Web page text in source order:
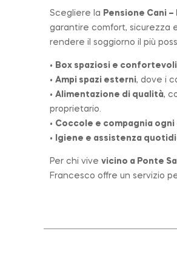
Scegliere la Pensione Cani
garantire comfort, sicurezza
rendere il soggiorno il più
• Box spaziosi e confortevoli
• Ampi spazi esterni, dove i
• Alimentazione di qualità,
proprietario.
• Coccole e compagnia ogni
•
Igiene e assistenza
Per chi vive vicino a Ponte
Francesco offre un servizio